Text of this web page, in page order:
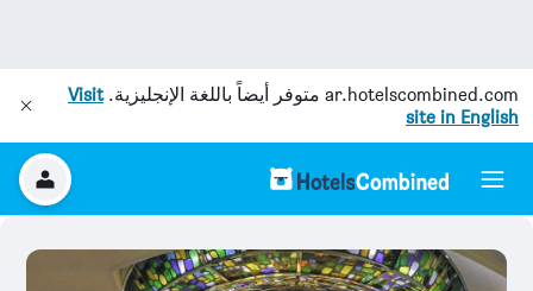
ar.hotelscombined.com متوفر أيضاً باللغة الإنجليزية.Visit
site in English